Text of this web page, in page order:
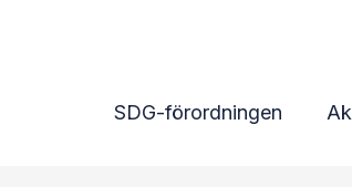
SDG-förordningen